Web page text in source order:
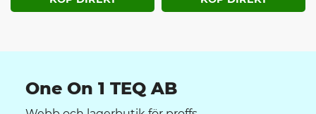
One On 1 TEQ AB